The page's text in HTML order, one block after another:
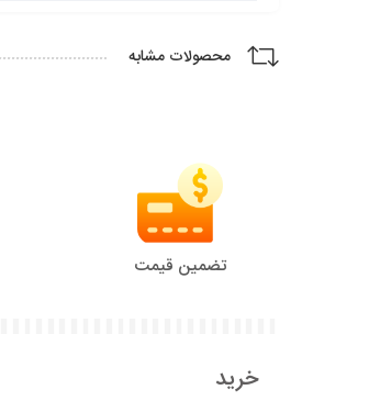
محصولات مشابه
تضمین قیمت
خرید